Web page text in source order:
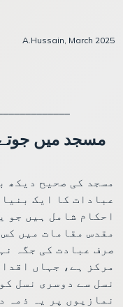
A.Hussain, March 2025
مسجد میں جوتے
مسجد کی صحیح دیکھ
عبادات کا ایک
احکام شامل ہیں جو
مقدس مقامات میں
صرف عبادت کی جگہ
مرکز ہے، جہاں
نسل سے دوسری نسل
نمازیوں پر یہ ذمہ